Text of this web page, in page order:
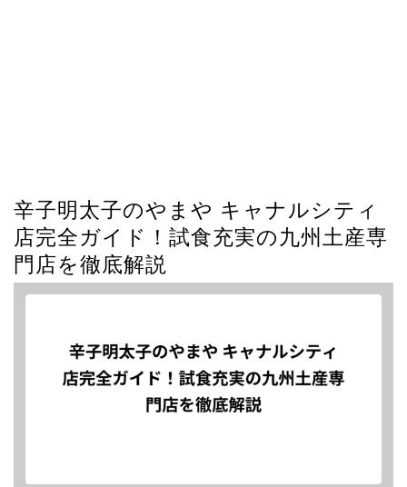
辛子明太子のやまや キャナルシティ
店完全ガイド！試食充実の九州土産専
門店を徹底解説